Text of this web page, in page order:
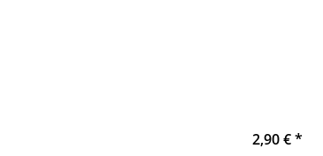
2,90 €*